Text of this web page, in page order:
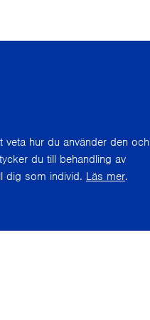
hur du använder den och
du till behandling av
dig som individ. Läs mer.